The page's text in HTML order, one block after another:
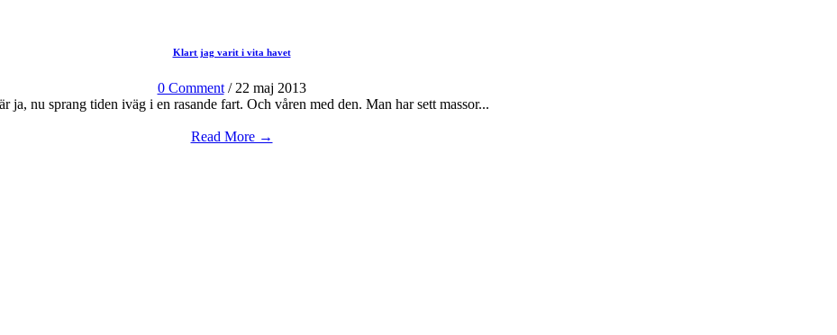
Klart jag varit i vita havet
0 Comment/ 22 maj 2013
ja, nu sprang tiden iväg i en rasande fart. Och våren med den. Man har sett massor...
Read More →